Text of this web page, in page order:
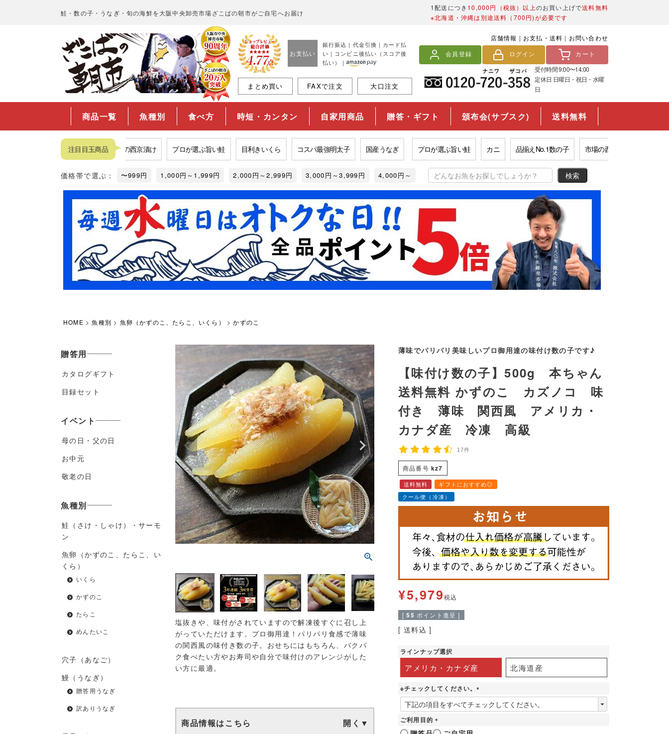
鮭・数の子・うなぎ・旬の海鮮を大阪中央卸売市場ざこばの朝市がご自宅へお届け
1配送につき 10,000円（税抜）以上のお買い上げで送料無料
※北海道・沖縄は別途送料（700円)が必要です
お支払い
銀行振込｜代金引換｜カード払
い｜コンビニ後払い（スコア後
払い）｜
まとめ買い FAXで注文 大口注文
店舗情報 | お支払・送料 | お問い合わせ
会員登録
ログイン
カート
受付時間 9:00〜14:00
定休日 日曜日・祝日・水曜
日
商品一覧 魚種別 食べ方 時短・カンタン 自家用商品 贈答・ギフト 頒布会(サブスク) 送料無料
注目目玉商品
福袋 市場の西京漬け プロが選ぶ旨い鮭 目利きいくら コスパ最強明太子 国産うなぎ プロが選ぶ旨い鮭 品揃えNo.1数の子 市場の西京漬け
価格帯で選ぶ： 〜999円 1,000円～1,999円 2,000円～2,999円 3,000円～3,999円 4,000円～
HOME 魚種別 魚卵（かずのこ、たらこ、いくら） かずのこ
贈答用
カタログギフト
目録セット
イベント
母の日・父の日
お中元
敬老の日
魚種別
鮭（さけ・しゃけ）・サーモ
ン
魚卵（かずのこ、たらこ、い
くら）
いくら
かずのこ
たらこ
めんたいこ
穴子（あなご）
鰻（うなぎ）
贈答用うなぎ
訳ありうなぎ
塩抜きや、味付がされていますので解凍後すぐに召し上
がっていただけます。プロ御用達！パリパリ食感で薄味
の関西風の味付き数の子。おせちにはもちろん、バクバ
ク食べたい方やお寿司や自分で味付けのアレンジがした
い方に最適。
商品情報はこちら
薄味でパリパリ美味しいプロ御用達の味付け数の子です♪
【味付け数の子】500g 本ちゃん
送料無料 かずのこ カズノコ 味
付き 薄味 関西風 アメリカ・
カナダ産 冷凍 高級
17件
商品番号 kz7
送料無料
ギフトにおすすめ◎
クール便（冷凍）
¥5,979税込
[ 55 ポイント進呈 ]
送料込
ラインナップ選択
アメリカ・カナダ産 北海道産
※チェックしてください。
(
必
ご利用目的
(